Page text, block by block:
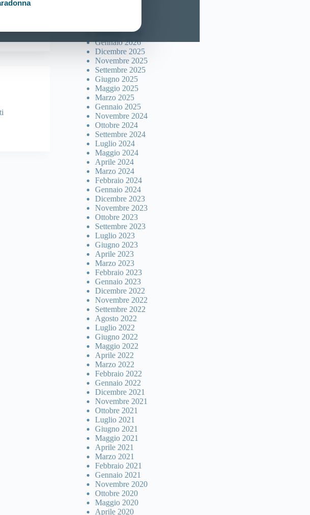
Febbraio 2026
Gennaio 2026
Dicembre 2025
Novembre 2025
Settembre 2025
Giugno 2025
Maggio 2025
Marzo 2025
Gennaio 2025
Novembre 2024
Ottobre 2024
Settembre 2024
Luglio 2024
Maggio 2024
Aprile 2024
Marzo 2024
Febbraio 2024
Gennaio 2024
Dicembre 2023
Novembre 2023
Ottobre 2023
Settembre 2023
Luglio 2023
Giugno 2023
Aprile 2023
Marzo 2023
Febbraio 2023
Gennaio 2023
Dicembre 2022
Novembre 2022
Settembre 2022
Agosto 2022
Luglio 2022
Giugno 2022
Maggio 2022
Aprile 2022
Marzo 2022
Febbraio 2022
Gennaio 2022
Dicembre 2021
Novembre 2021
Ottobre 2021
Luglio 2021
Giugno 2021
Maggio 2021
Aprile 2021
Marzo 2021
Febbraio 2021
Gennaio 2021
Novembre 2020
Ottobre 2020
Maggio 2020
Aprile 2020